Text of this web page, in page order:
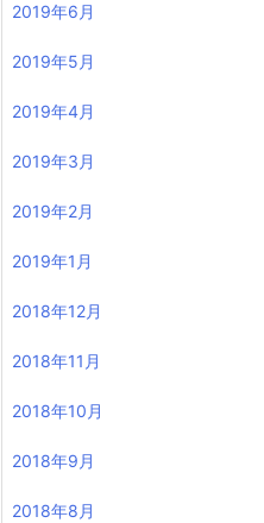
2019年6月
2019年5月
2019年4月
2019年3月
2019年2月
2019年1月
2018年12月
2018年11月
2018年10月
2018年9月
2018年8月